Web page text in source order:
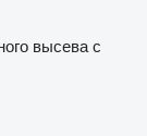
высева с